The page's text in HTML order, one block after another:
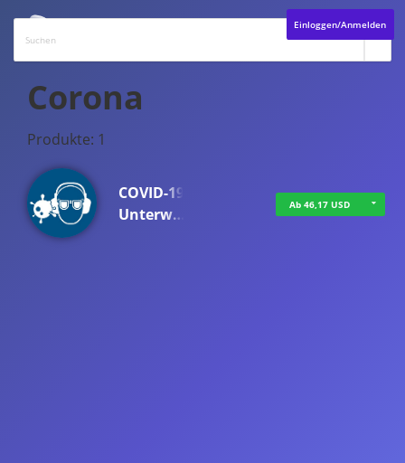
Einloggen/Anmelden
Corona
Produkte: 1
COVID-19
Unterw…
Ab 46,17 USD